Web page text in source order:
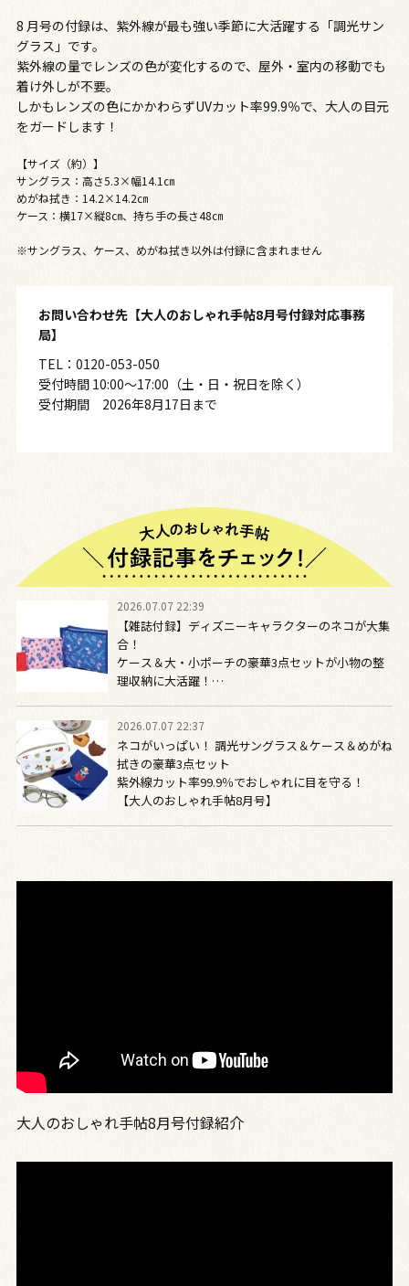
8 月号の付録は、紫外線が最も強い季節に大活躍する「調光サン
グラス」です。
紫外線の量でレンズの色が変化するので、屋外・室内の移動でも
着け外しが不要。
しかもレンズの色にかかわらずUVカット率99.9％で、大人の目元
をガードします！
【サイズ（約）】
サングラス：高さ5.3×幅14.1㎝
めがね拭き：14.2×14.2㎝
ケース：横17×縦8㎝、持ち手の長さ48㎝
※サングラス、ケース、めがね拭き以外は付録に含まれません
お問い合わせ先【大人のおしゃれ手帖8月号付録対応事務
局】
TEL：0120-053-050
受付時間 10:00～17:00（土・日・祝日を除く）
受付期間 2026年8月17日まで
2026.07.07 22:39
【雑誌付録】ディズニーキャラクターのネコが大集
合！
ケース＆大・小ポーチの豪華3点セットが小物の整
理収納に大活躍！
2026.07.07 22:37
ネコがいっぱい！ 調光サングラス＆ケース＆めがね
拭きの豪華3点セット
紫外線カット率99.9％でおしゃれに目を守る！
【大人のおしゃれ手帖8月号】
大人のおしゃれ手帖8月号付録紹介